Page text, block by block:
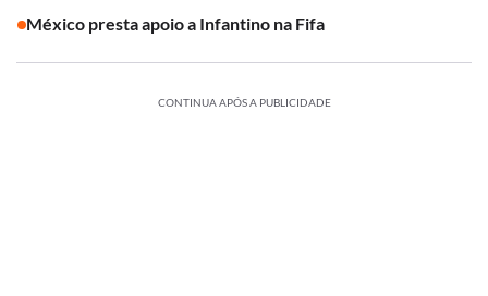
México presta apoio a Infantino na Fifa
CONTINUA APÓS A PUBLICIDADE